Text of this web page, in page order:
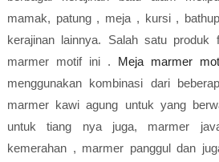
mamak, patung , meja , kursi ,
kerajinan lainnya. Salah satu
marmer motif ini . Meja marmer
menggunakan kombinasi dari
marmer kawi agung untuk yang
untuk tiang nya juga, marmer
kemerahan , marmer panggul dan